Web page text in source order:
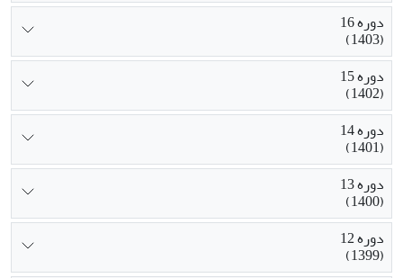
دوره 16
(1403)
دوره 15
(1402)
دوره 14
(1401)
دوره 13
(1400)
دوره 12
(1399)